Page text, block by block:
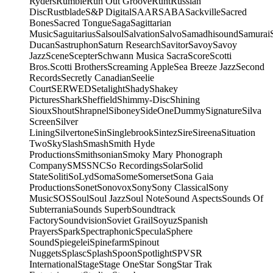
DiscRustbladeS&P DigitalSAARSABASackvilleSacred
BonesSacred TongueSagaSagittarian
MusicSaguitariusSalsoulSalvationSalvoSamadhisoundSamurai
DucanSastruphonSaturn ResearchSavitorSavoySavoy
JazzSceneScepterSchwann Musica SacraScoreScotti
Bros.Scotti BrothersScreaming AppleSea Breeze JazzSecond
RecordsSecretly CanadianSeelie
CourtSERWEDSetalightShadyShakey
PicturesSharkSheffieldShimmy-DiscShining
SiouxShoutShrapnelSiboneySideOneDummySignatureSilva
ScreenSilver
LiningSilvertoneSinSinglebrookSintezSireSireenaSituation
TwoSkySlashSmashSmith Hyde
ProductionsSmithsonianSmoky Mary Phonograph
CompanySMSSNCSo RecordingsSolarSolid
StateSolitiSoLydSomaSomeSomersetSona Gaia
ProductionsSonetSonovoxSonySony ClassicalSony
MusicSOSSoulSoul JazzSoul NoteSound AspectsSounds Of
SubterraniaSounds SuperbSoundtrack
FactorySoundvisionSoviet GrailSoyuzSpanish
PrayersSparkSpectraphonicSpeculaSphere
SoundSpiegeleiSpinefarmSpinout
NuggetsSplascSplashSpoonSpotlightSPVSR
InternationalStageStage OneStar SongStar Trak